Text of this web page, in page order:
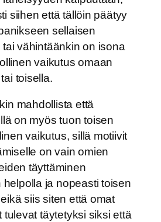
siihen että tällöin päätyy
sellaisen
vähintäänkin on isona
vaikutus omaan
toisella.
mahdollista että
on myös tuon toisen
vaikutus, sillä motiivit
on vain omien
täyttäminen
helpolla ja nopeasti toisen
siis siten että omat
tulevat täytetyksi siksi että